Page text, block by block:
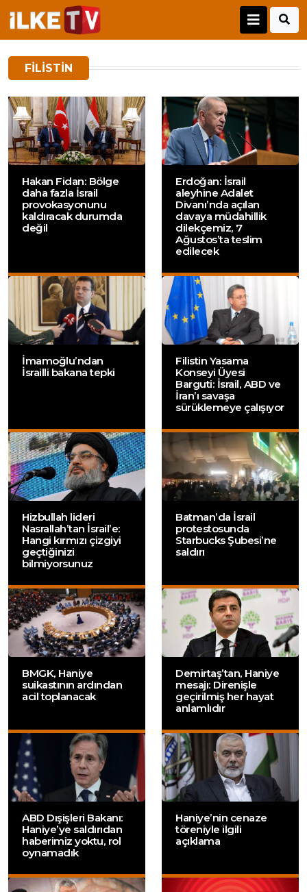
FILISTIN
Hakan Fidan: Bölge
daha fazla İsrail
provokasyonunu
kaldıracak durumda
değil
Erdoğan: İsrail
aleyhine Adalet
Divanı’nda açılan
davaya müdahillik
dilekçemiz, 7
Ağustos’ta teslim
edilecek
İmamoğlu’ndan
İsrailli bakana tepki
Filistin Yasama
Konseyi Üyesi
Barguti: İsrail, ABD ve
İran’ı savaşa
sürüklemeye çalışıyor
Hizbullah lideri
Nasrallah’tan İsrail’e:
Hangi kırmızı çizgiyi
geçtiğinizi
bilmiyorsunuz
Batman’da İsrail
protestosunda
Starbucks Şubesi’ne
saldırı
BMGK, Haniye
suikastının ardından
acil toplanacak
Demirtaş’tan, Haniye
mesajı: Direnişle
geçirilmiş her hayat
anlamlıdır
ABD Dışişleri Bakanı:
Haniye’ye saldırıdan
haberimiz yoktu, rol
oynamadık
Haniye’nin cenaze
töreniyle ilgili
açıklama